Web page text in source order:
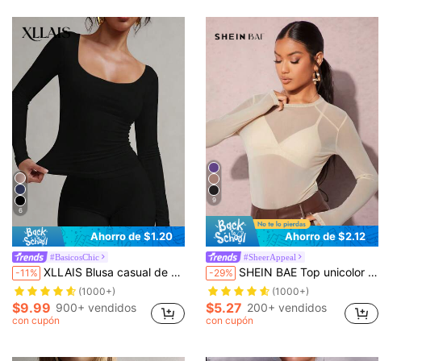
6
Ahorro de $1.20
#BasicosChic
-11% XLLAIS Blusa casual de manga larga de unicolor, camiseta de mujer con cuello en V para primavera, ropa de otoño/invierno, San Valentín negro
(1000+)
$9.99 900+ vendidos
con cupón
9
Ahorro de $2.12
#SheerAppeal
-29% SHEIN BAE Top unicolor de malla transparente sin sujetador
(1000+)
$5.27 200+ vendidos
con cupón